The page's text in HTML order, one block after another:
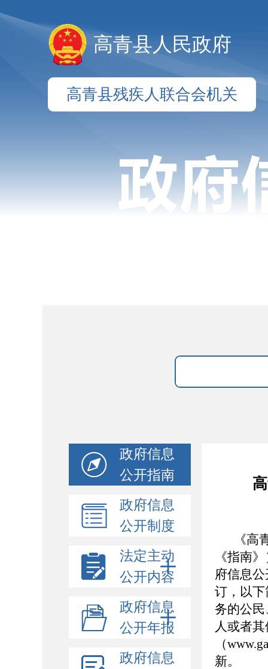
高青县人民政府
高青县残疾人联合会机关
政府信息
公开指南
政府信息
公开制度
法定主动
公开内容
政府信息
公开年报
政府信息
《
《指南
府信息
订，以
务的公
人或者
（
新。